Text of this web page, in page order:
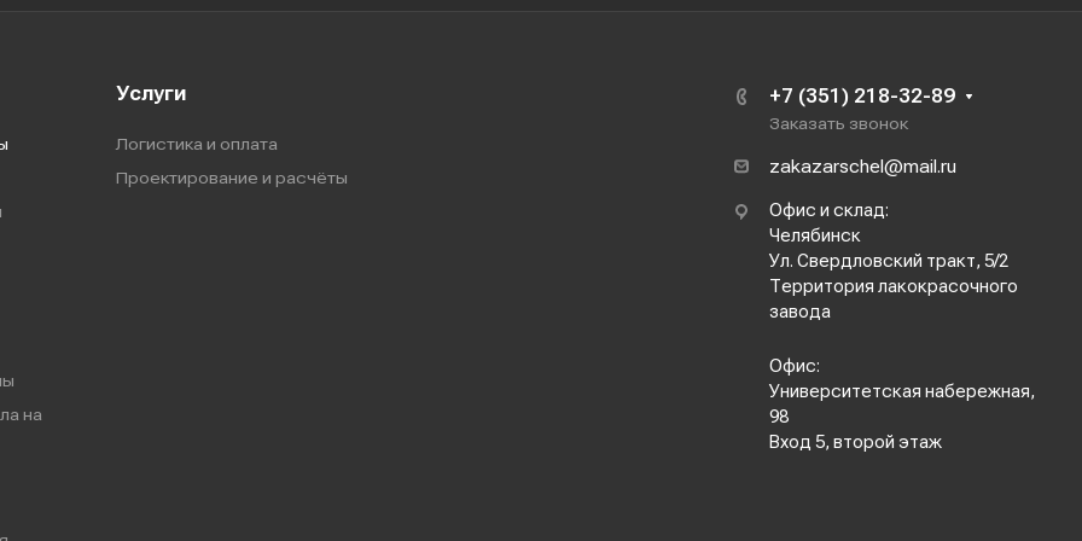
на
Услуги
Логистика и оплата
Проектирование и расчёты
+7 (351) 218-32-89
Заказать звонок
zakazarschel@mail.ru
Офис и склад:
Челябинск
Ул. Свердловский тракт, 5/2
Территория лакокрасочного
завода
Офис:
Университетская набережная,
98
Вход 5, второй этаж